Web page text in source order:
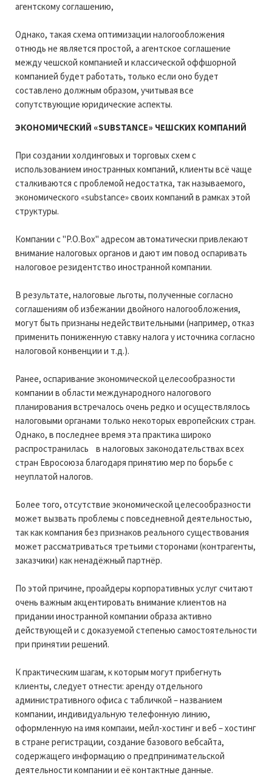
агентскому соглашению,
Однако, такая схема оптимизации налогообложения
отнюдь не является простой, а агентское соглашение
между чешской компанией и классической оффшорной
компанией будет работать, только если оно будет
составлено должным образом, учитывая все
сопутствующие юридические аспекты.
ЭКОНОМИЧЕСКИЙ «SUBSTANCE» ЧЕШСКИХ КОМПАНИЙ
При cоздании холдинговых и торговых схем с
использованием иностранных компаний, клиенты всё чаще
сталкиваются с проблемой недостатка, так называемого,
экономического «substance» своих компаний в рамках этой
структуры.
Компании с "P.O.Box" адресом автоматически привлекают
внимание налоговых органов и дают им повод оспаривать
налоговое резидентство иностранной компании.
В результате, налоговые льготы, полученные согласно
соглашениям об избежании двойного налогообложения,
могут быть признаны недействительными (например, отказ
применить пониженную ставку налога у источника согласно
налоговой конвенции и т.д.).
Ранее, оспаривание экономической целесообразности
компании в области международного налогового
планирования встречалось очень редко и осуществлялось
налоговыми органами только некоторых европейских стран.
Однако, в последнее время эта практика широко
распространилась в налоговых законодательствах всех
стран Евросоюза благодаря принятию мер по борьбе с
неуплатой налогов.
Более того, отсутствие экономической целесообразности
может вызвать проблемы с повседневной деятельностью,
так как компания без признаков реального существования
может рассматриваться третьими сторонами (контрагенты,
заказчики) как ненадёжный партнёр.
По этой причине, проайдеры корпоративных услуг считают
очень важным акцентировать внимание клиентов на
придании иностранной компании образа активно
действующей и с доказуемой степенью самостоятельности
при принятии решений.
К практическим шагам, к которым могут прибегнуть
клиенты, следует отнести: аренду отдельного
административного офиса с табличкой – названием
компании, индивидуальную телефонную линию,
оформленную на имя компаии, мейл-хостинг и веб – хостинг
в стране регистрации, создание базового вебсайта,
содержащего информацию о предпринимательской
деятельности компании и её контактные данные.